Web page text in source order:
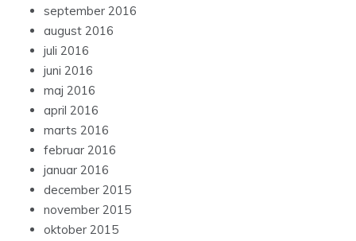
september 2016
august 2016
juli 2016
juni 2016
maj 2016
april 2016
marts 2016
februar 2016
januar 2016
december 2015
november 2015
oktober 2015